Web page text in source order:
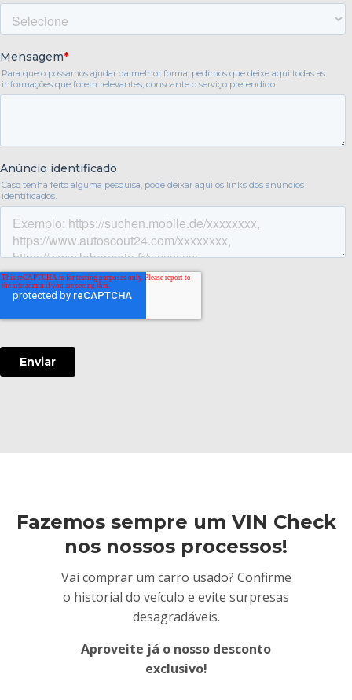
Fazemos sempre um VIN Check
nos nossos processos!
Vai comprar um carro usado? Confirme
o historial do veículo e evite surpresas
desagradáveis.
Aproveite já o nosso desconto
exclusivo!